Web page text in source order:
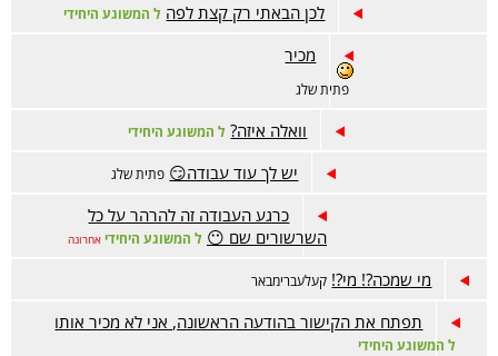
לכן הבאתי רק קצת לפה ל המשוגע היחידי
מכיר
פתית שלג
וואלה איזה? ל המשוגע היחידי
יש לך עוד עבודה😏 פתית שלג
כרגע העבודה זה להרהר על כל
השרשורים שם 😶 ל המשוגע היחידי אחרונה
מי שמכה?! מי?! קעלעברימבאר
תפתח את הקישור בהודעה הראשונה, אני לא מכיר אותו
ל המשוגע היחידי